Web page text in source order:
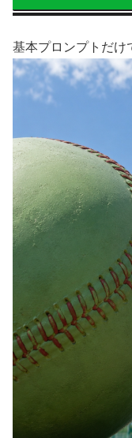
基本プロンプトだけ